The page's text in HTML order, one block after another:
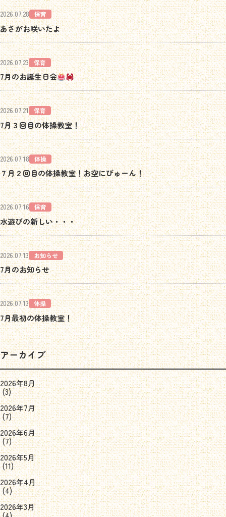
2026.07.28 保育
あさがお咲いたよ
2026.07.23 保育
7月のお誕生日会
2026.07.21 保育
7月３回目の体操教室！
2026.07.18 体操
７月２回目の体操教室！お空にびゅーん！
2026.07.16 保育
水遊びの新しい・・・
2026.07.13 お知らせ
7月のお知らせ
2026.07.13 体操
7月最初の体操教室！
アーカイブ
2026年8月
(3)
2026年7月
(7)
2026年6月
(7)
2026年5月
(11)
2026年4月
(4)
2026年3月